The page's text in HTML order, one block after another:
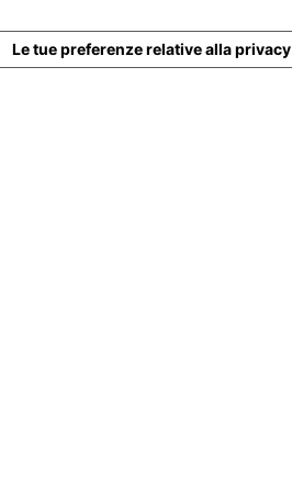
Le tue preferenze relative alla privacy